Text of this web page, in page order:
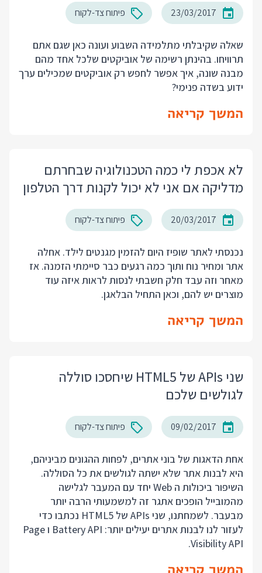
23/03/2017 פיתוח צד-לקוח
שאלה שקיבלתי מתלמידה השבוע ועונה כאן שגם אתם
תרוויחו. בהינתן רשימה של אוביקטים שלכל אחד מהם
מבנה שונה, איך אפשר לחפש רק אוביקטים שמכילים ערך
ידוע בשדה פנימי?
המשך קריאה
לא אכפת לי כמה הטכנולוגיה שבחרתם
מדליקה אם אני לא יכול לקנות דרך הטלפון
20/03/2017 פיתוח צד-לקוח
נכנסתי לאתר שופיז היום להזמין מגנטים לילד. אחלה
אתר ומחיר נוח ותוך כמה רגעים כבר סיימתי הזמנה. אז
מאחר וזה עבד חלק חשבתי לנסות לראות איזה עוד
מוצרים יש להם, וכאן התחיל הבלאגן.
המשך קריאה
שני APIs של HTML5 שיחסכו סוללה
לגולשים שלכם
09/02/2017 פיתוח צד-לקוח
אחת הדאגות של בוני אתרים, לפחות ההגונים מביניהם,
היא לבנות אתר שלא ישתה לגולשים את כל הסוללה.
השיפור ביכולות ה Web יחד עם המעבר לגלישה
מהמובייל הופכים אתגר זה למשמעותי הרבה יותר
מבעבר. לשמחתנו, שני APIs של HTML5 נכתבו כדי
לעזור לנו לבנות אתרים יעילים יותר: Battery API ו Page
Visibility API.